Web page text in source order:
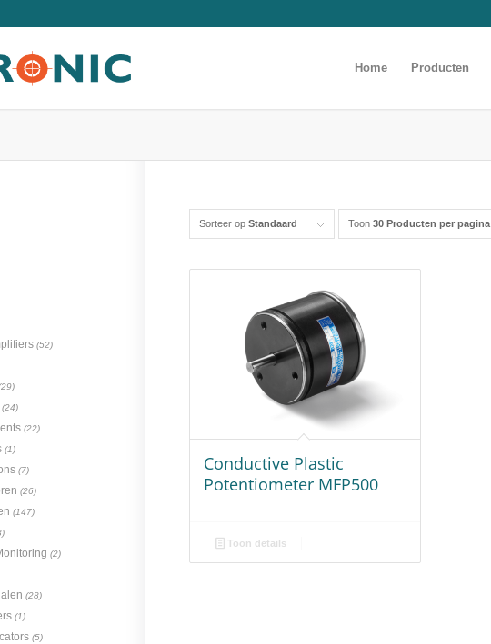
Home Producten
Sorteer op Standaard Toon 30 Producten per pagina
Conductive Plastic
Potentiometer MFP500
Toon details
(52)
(24)
(22)
(1)
(7)
(26)
(147)
(2)
(28)
(1)
(5)